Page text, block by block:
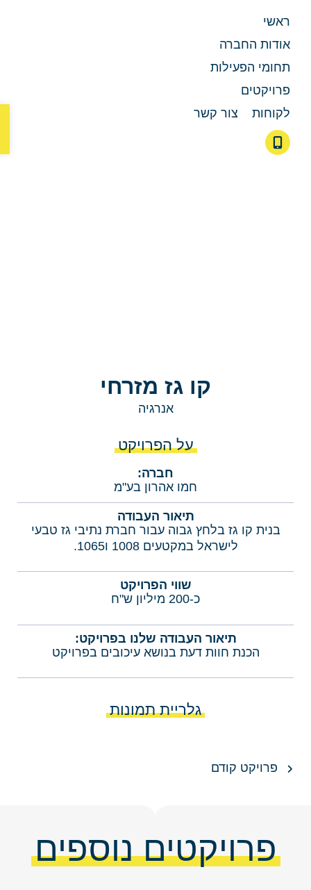
ראשי
אודות החברה
תחומי הפעילות
פרויקטים
לקוחות
צור קשר
קו גז מזרחי
אנרגיה
על הפרויקט
חברה:
חמו אהרון בע"מ
תיאור העבודה
בנית קו גז בלחץ גבוה עבור חברת נתיבי גז טבעי
לישראל במקטעים 1008 ו1065.
שווי הפרויקט
תיאור העבודה שלנו בפרויקט:
הכנת חוות דעת בנושא עיכובים בפרויקט
גלריית תמונות
פרויקט קודם
פרויקטים נוספים